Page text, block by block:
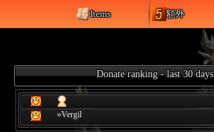
Items 額外
Donate ranking - last 30 days
»Vergil